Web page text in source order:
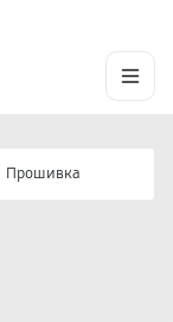
Прошивка